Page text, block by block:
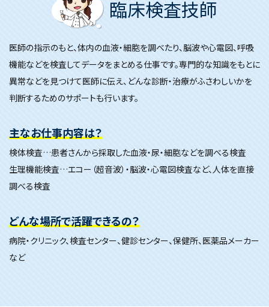
臨床検査技師
医師の指示のもと、体内の血液・細胞を調べたり、脳波や心電図、呼吸
機能などを検査してデータをまとめる仕事です。専門的な知識をもとに
異常などを見つけて医師に伝え、どんな診断・治療がふさわしいかを
判断するためのサポートも行います。
主なお仕事内容は？
検体検査…患者さんから採取した血液・尿・細胞などを調べる検査
生理機能検査…エコー（超音波）・脳波・心電図検査など、人体を直接
調べる検査
どんな場所で活躍できるの？
病院・クリニック、検査センター、健診センター、保健所、医薬品メーカー
など